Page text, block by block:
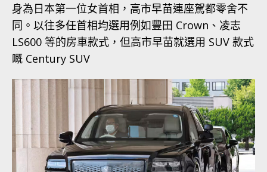
身為日本第一位女首相，高市早苗連座駕都零舍不
同。以往多任首相均選用例如豐田 Crown、凌志
LS600 等的房車款式，但高市早苗就選用 SUV 款式
嘅 Century SUV